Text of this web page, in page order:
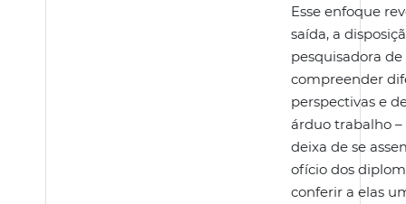
Esse enfoque
saída, a
pesquisadora de
compreender
perspectivas e
árduo trabalho –
deixa de se
ofício dos
conferir a elas